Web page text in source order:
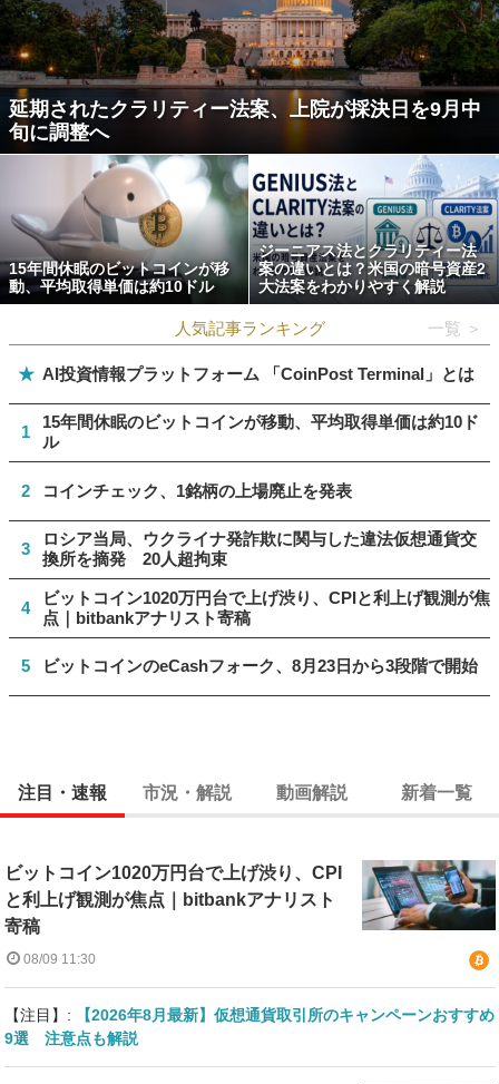
延期されたクラリティー法案、上院が採決日を9月中
旬に調整へ
15年間休眠のビットコインが移
動、平均取得単価は約10ドル
ジーニアス法とクラリティー法
案の違いとは？米国の暗号資産2
大法案をわかりやすく解説
人気記事ランキング 一覧 ＞
★ AI投資情報プラットフォーム 「CoinPost Terminal」とは
1
15年間休眠のビットコインが移動、平均取得単価は約10ド
ル
2 コインチェック、1銘柄の上場廃止を発表
3
ロシア当局、ウクライナ発詐欺に関与した違法仮想通貨交
換所を摘発 20人超拘束
4
ビットコイン1020万円台で上げ渋り、CPIと利上げ観測が焦
点｜bitbankアナリスト寄稿
5 ビットコインのeCashフォーク、8月23日から3段階で開始
注目・速報 市況・解説 動画解説 新着一覧
ビットコイン1020万円台で上げ渋り、CPI
と利上げ観測が焦点｜bitbankアナリスト
寄稿
08/09 11:30
【注目】:
【2026年8月最新】仮想通貨取引所のキャンペーンおすすめ
9選 注意点も解説